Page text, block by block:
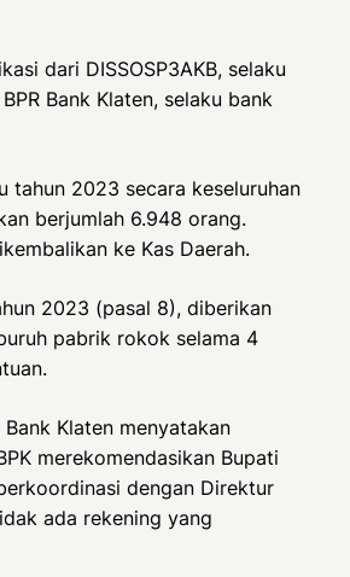
dari DISSOSP3AKB, selaku
Bank Klaten, selaku bank
tahun 2023 secara keseluruhan
berjumlah 6.948 orang.
ke Kas Daerah.
2023 (pasal 8), diberikan
pabrik rokok selama 4
Bank Klaten menyatakan
merekomendasikan Bupati
dengan Direktur
ada rekening yang